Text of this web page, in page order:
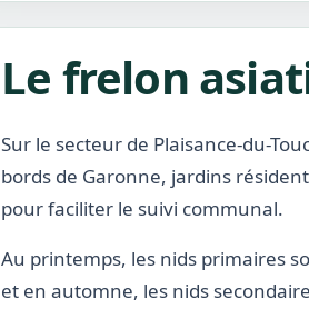
Le frelon
Sur le secteur de Plaisance-du-
bords de Garonne, jardins
pour faciliter le suivi communal.
Au printemps, les nids primaires
et en automne, les nids